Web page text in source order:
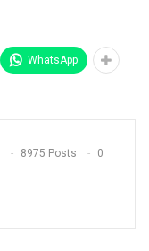
WhatsApp
8975 Posts 0